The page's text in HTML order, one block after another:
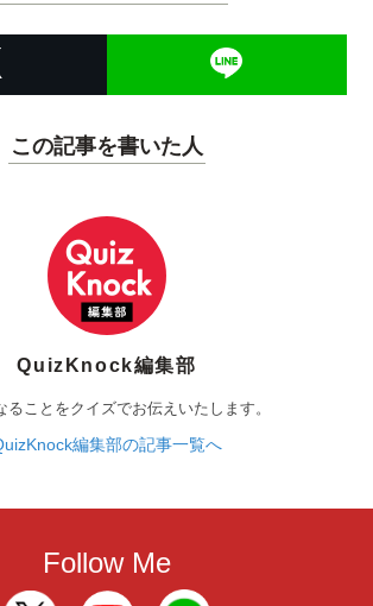
この記事を書いた人
QuizKnock編集部
ることをクイズでお伝えいたします。
編集部の記事一覧へ
Follow Me